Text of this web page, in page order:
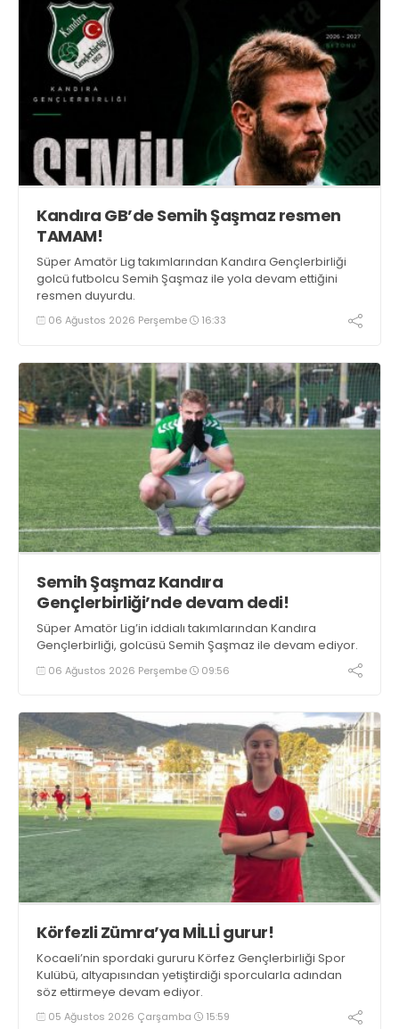
Kandıra GB’de Semih Şaşmaz resmen
TAMAM!
Süper Amatör Lig takımlarından Kandıra Gençlerbirliği
golcü futbolcu Semih Şaşmaz ile yola devam ettiğini
resmen duyurdu.
06 Ağustos 2026 Perşembe 16:33
Semih Şaşmaz Kandıra
Gençlerbirliği’nde devam dedi!
Süper Amatör Lig’in iddialı takımlarından Kandıra
Gençlerbirliği, golcüsü Semih Şaşmaz ile devam ediyor.
06 Ağustos 2026 Perşembe 09:56
Körfezli Zümra’ya MİLLİ gurur!
Kocaeli’nin spordaki gururu Körfez Gençlerbirliği Spor
Kulübü, altyapısından yetiştirdiği sporcularla adından
söz ettirmeye devam ediyor.
05 Ağustos 2026 Çarşamba 15:59